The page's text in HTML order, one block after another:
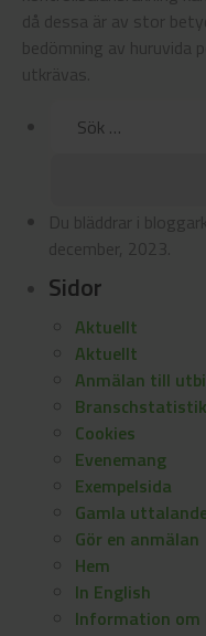
då dessa är av stor
bedömning av huruvida
utkrävas.
efter:
Du bläddrar i
december, 2023.
Sidor
Aktuellt
Aktuellt
Anmälan till
Branschstatistik
Cookies
Evenemang
Exempelsida
Gamla
Gör en anmälan
Hem
In English
Information om